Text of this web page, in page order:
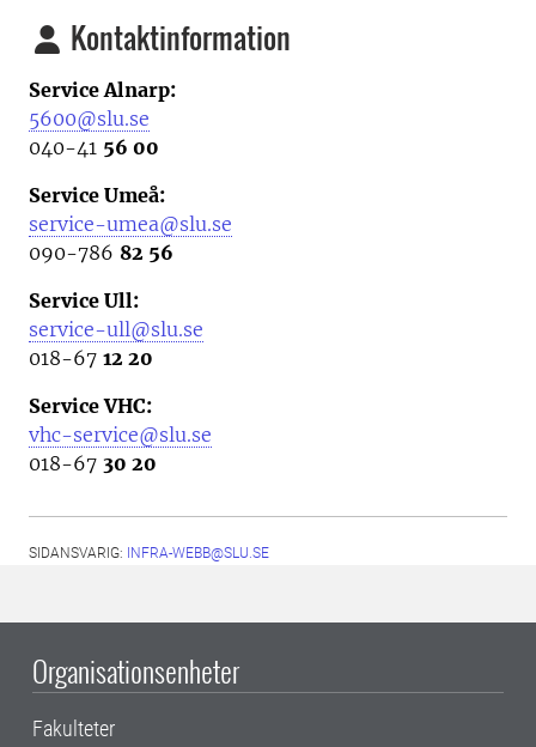
Kontaktinformation
Service Alnarp:
5600@slu.se
040-41 56 00
Service Umeå:
service-umea@slu.se
090-786 82 56
Service Ull:
service-ull@slu.se
018-67 12 20
Service VHC:
vhc-service@slu.se
018-67 30 20
SIDANSVARIG: INFRA-WEBB@SLU.SE
Organisationsenheter
Fakulteter